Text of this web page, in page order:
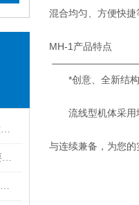
在您使用COD测定仪时，一定要注意以下事项
水质pH酸度计：保障水质安全的重要工具
详细分析手持式电波流速仪的应用、配置以及主要优势
混合均匀、方便快捷
MH-1产品特点
*创意、全新结构
流线型机体采用增
与连续兼备，为您